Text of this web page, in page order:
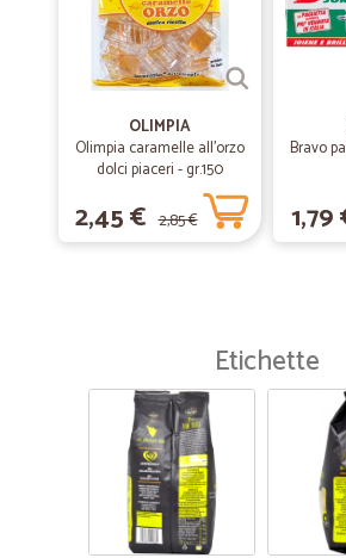
OLIMPIA
Olimpia caramelle all'orzo
dolci piaceri - gr.150
2,45 € 2,85 €
Bravo
1,79
Etichette